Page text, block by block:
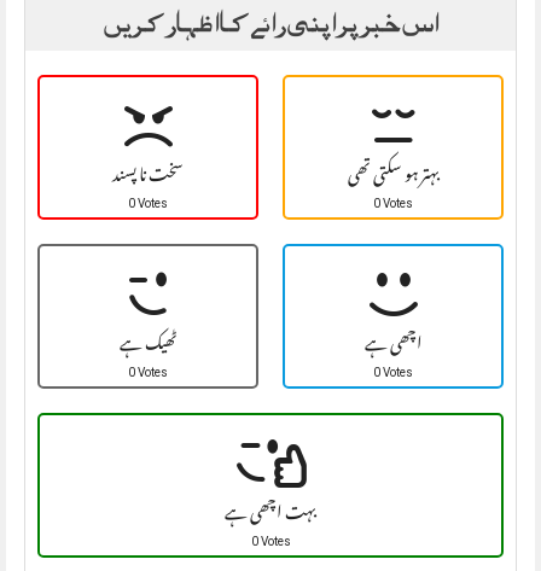
اس خبر پر اپنی رائے کا اظہار کریں
سخت نا پسند
0 Votes بہتر ہو سکتی تھی
0 Votes
ٹھیک ہے
0 Votes اچھی ہے
0 Votes
بہت اچھی ہے
0 Votes